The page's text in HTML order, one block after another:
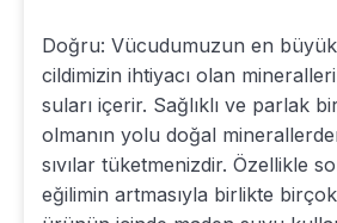
Doğru: Vücudumuzun en
cildimizin ihtiyacı olan
suları içerir. Sağlıklı ve parlak
olmanın yolu doğal
sıvılar tüketmenizdir. Özellikle
eğilimin artmasıyla birlikte